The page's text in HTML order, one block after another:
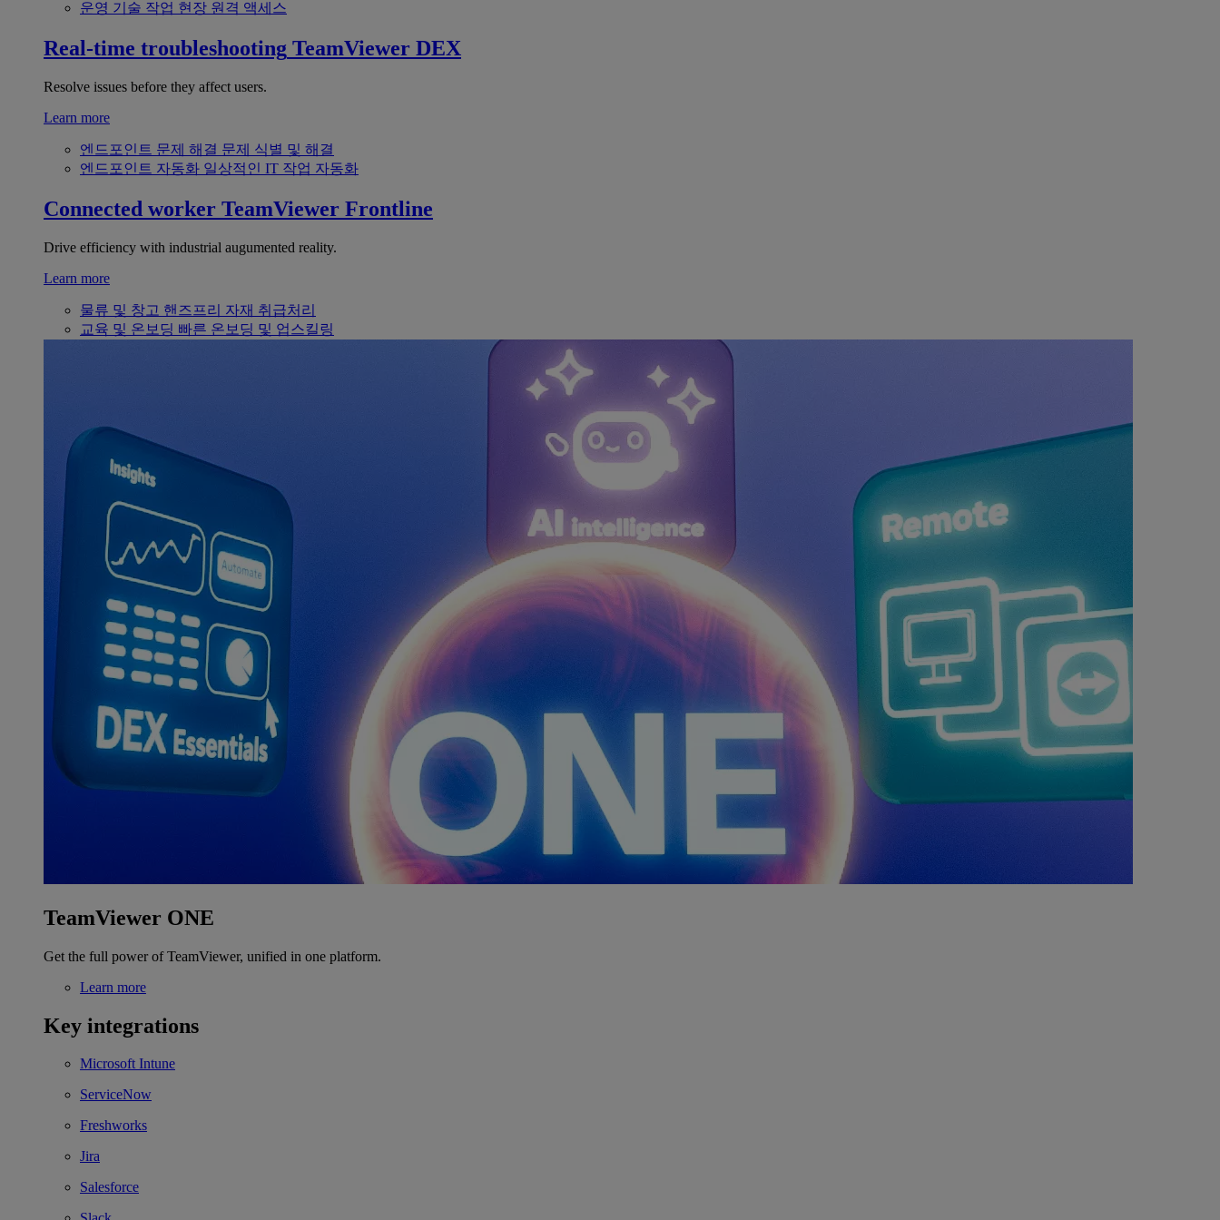
운영 기술 작업 현장 원격 액세스
Real-time troubleshooting TeamViewer DEX
Resolve issues before they affect users.
Learn more
엔드포인트 문제 해결 문제 식별 및 해결
엔드포인트 자동화 일상적인 IT 작업 자동화
Connected worker TeamViewer Frontline
Drive efficiency with industrial augumented reality.
Learn more
물류 및 창고 핸즈프리 자재 취급처리
교육 및 온보딩 빠른 온보딩 및 업스킬링
TeamViewer ONE
Get the full power of TeamViewer, unified in one platform.
Learn more
Key integrations
Microsoft Intune
ServiceNow
Freshworks
Jira
Salesforce